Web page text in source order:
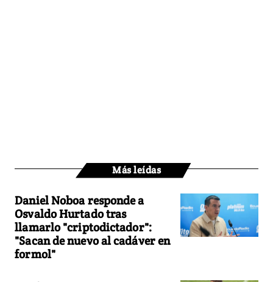
Más leídas
Daniel Noboa responde a
Osvaldo Hurtado tras
llamarlo "criptodictador":
"Sacan de nuevo al cadáver en
formol"